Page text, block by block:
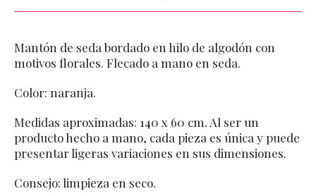
Mantón de seda bordado en hilo de algodón con
motivos florales. Flecado a mano en seda.
Color: naranja.
Medidas aproximadas: 140 x 60 cm. Al ser un
producto hecho a mano, cada pieza es única y puede
presentar ligeras variaciones en sus dimensiones.
Consejo: limpieza en seco.